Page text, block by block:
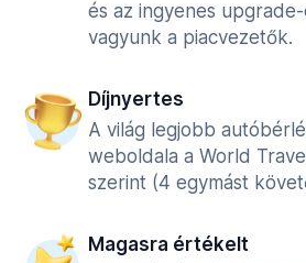
és az ingyenes
vagyunk a piacvezetők.
Díjnyertes
A világ legjobb
weboldala a World
szerint (4 egymást
Magasra értékelt